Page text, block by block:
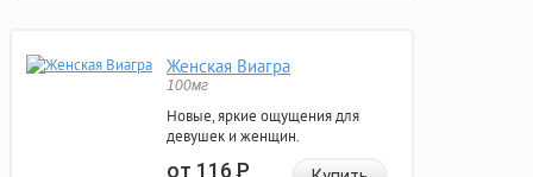
Женская Виагра
100мг
Новые, яркие ощущения для
девушек и женщин.
от 116Р